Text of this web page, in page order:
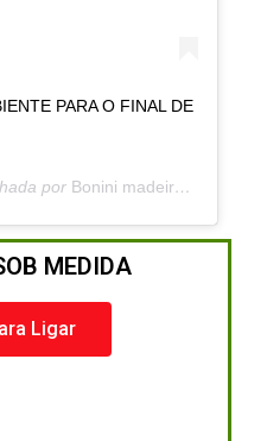
PARA O FINAL DE
por Bonini madeiras e vidros
MEDIDA
Ligar